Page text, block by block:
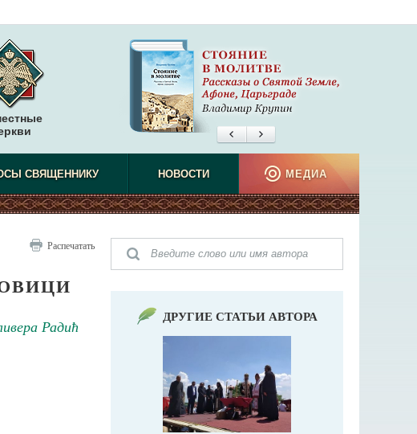
СВЯЩЕННИКУ НОВОСТИ МЕДИА
Распечатать
Радић
ДРУГИЕ СТАТЬИ АВТОРА